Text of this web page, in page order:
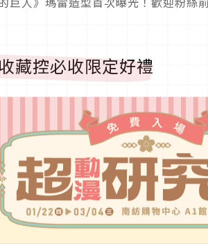
藏控必收限定好禮